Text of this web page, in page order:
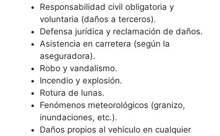
Responsabilidad civil obligatoria y
voluntaria (daños a terceros).
Defensa jurídica y reclamación de daños.
Asistencia en carretera (según la
aseguradora).
Robo y vandalismo.
Incendio y explosión.
Rotura de lunas.
Fenómenos meteorológicos (granizo,
inundaciones, etc.).
Daños propios al vehículo en cualquier